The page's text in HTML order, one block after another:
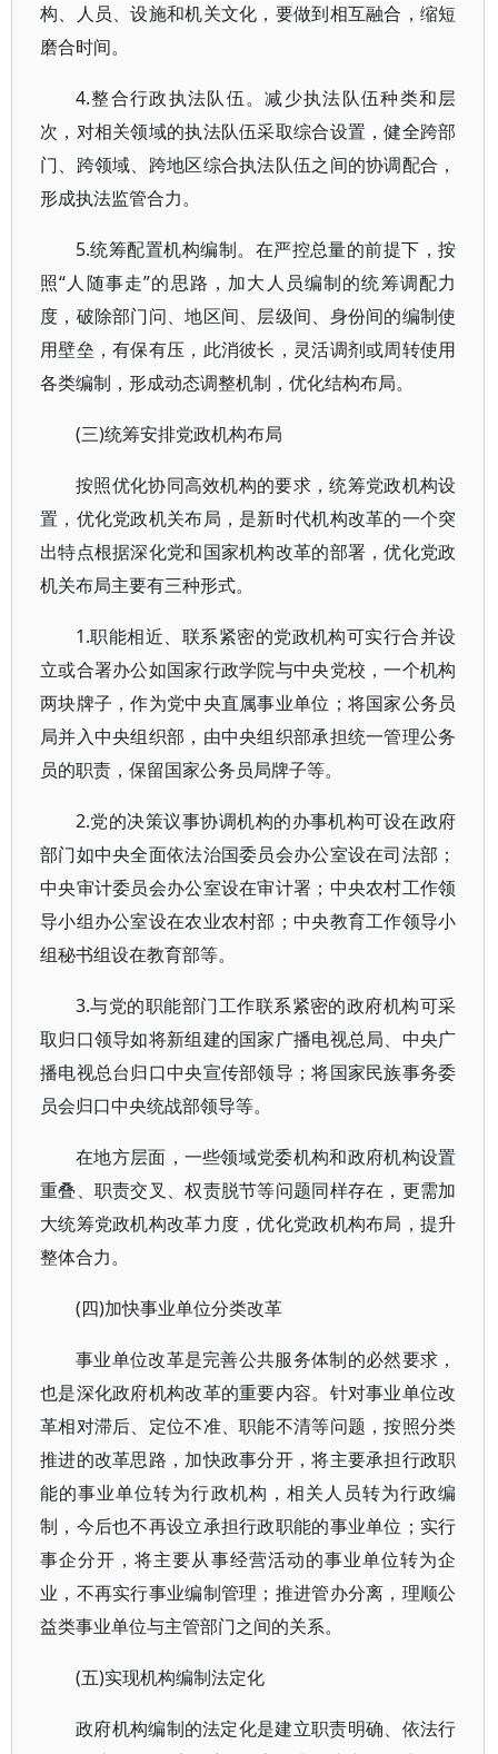
构、人员、设施和机关文化，要做到相互融合，缩短
磨合时间。
4.整合行政执法队伍。减少执法队伍种类和层
次，对相关领域的执法队伍采取综合设置，健全跨部
门、跨领域、跨地区综合执法队伍之间的协调配合，
形成执法监管合力。
5.统筹配置机构编制。在严控总量的前提下，按
照“人随事走”的思路，加大人员编制的统筹调配力
度，破除部门问、地区间、层级间、身份间的编制使
用壁垒，有保有压，此消彼长，灵活调剂或周转使用
各类编制，形成动态调整机制，优化结构布局。
(三)统筹安排党政机构布局
按照优化协同高效机构的要求，统筹党政机构设
置，优化党政机关布局，是新时代机构改革的一个突
出特点根据深化党和国家机构改革的部署，优化党政
机关布局主要有三种形式。
1.职能相近、联系紧密的党政机构可实行合并设
立或合署办公如国家行政学院与中央党校，一个机构
两块牌子，作为党中央直属事业单位；将国家公务员
局并入中央组织部，由中央组织部承担统一管理公务
员的职责，保留国家公务员局牌子等。
2.党的决策议事协调机构的办事机构可设在政府
部门如中央全面依法治国委员会办公室设在司法部；
中央审计委员会办公室设在审计署；中央农村工作领
导小组办公室设在农业农村部；中央教育工作领导小
组秘书组设在教育部等。
3.与党的职能部门工作联系紧密的政府机构可采
取归口领导如将新组建的国家广播电视总局、中央广
播电视总台归口中央宣传部领导；将国家民族事务委
员会归口中央统战部领导等。
在地方层面，一些领域党委机构和政府机构设置
重叠、职责交叉、权责脱节等问题同样存在，更需加
大统筹党政机构改革力度，优化党政机构布局，提升
整体合力。
(四)加快事业单位分类改革
事业单位改革是完善公共服务体制的必然要求，
也是深化政府机构改革的重要内容。针对事业单位改
革相对滞后、定位不准、职能不清等问题，按照分类
推进的改革思路，加快政事分开，将主要承担行政职
能的事业单位转为行政机构，相关人员转为行政编
制，今后也不再设立承担行政职能的事业单位；实行
事企分开，将主要从事经营活动的事业单位转为企
业，不再实行事业编制管理；推进管办分离，理顺公
益类事业单位与主管部门之间的关系。
(五)实现机构编制法定化
政府机构编制的法定化是建立职责明确、依法行